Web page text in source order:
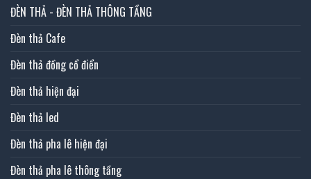
ĐÈN THẢ - ĐÈN THẢ THÔNG TẦNG
Đèn thả Cafe
Đèn thả đồng cổ điển
Đèn thả hiện đại
Đèn thả led
Đèn thả pha lê hiện đại
Đèn thả pha lê thông tầng